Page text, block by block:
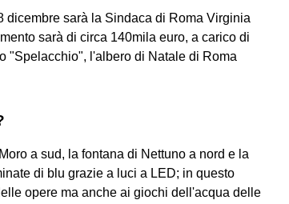
sarà la Sindaca di Roma Virginia
sarà di circa 140mila euro, a carico di
"Spelacchio", l'albero di Natale di Roma
a sud, la fontana di Nettuno a nord e la
di blu grazie a luci a LED; in questo
opere ma anche ai giochi dell'acqua delle